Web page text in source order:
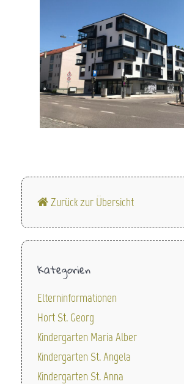
Zurück zur Übersicht
Kategorien
Elterninformationen
Hort St. Georg
Kindergarten Maria Alber
Kindergarten St. Angela
Kindergarten St. Anna